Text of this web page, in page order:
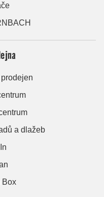
a dlažeb
Box